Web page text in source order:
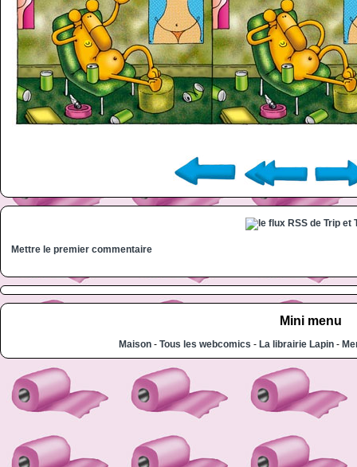
Mettre le premier commentaire
Mini menu
Maison- Tous les webcomics - La librairie Lapin-